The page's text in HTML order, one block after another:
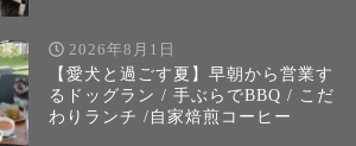
2026年8月1日
【愛犬と過ごす夏】早朝から営業す
るドッグラン / 手ぶらでBBQ / こだ
わりランチ /自家焙煎コーヒー